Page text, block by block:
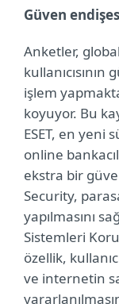
Güven
Anketler,
işlem
koyuyor. Bu
ESET, en yeni
online
ekstra bir
Security,
yapılmasını
Sistemleri
özellik,
ve internetin